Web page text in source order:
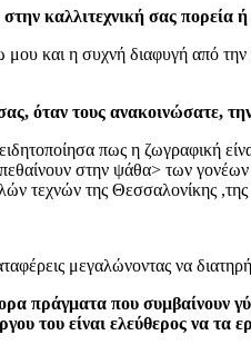
καλλιτεχνική σας πορεία
και η συχνή διαφυγή από
όταν τους ανακοινώσατε,
πως η ζωγραφική
στην ψάθα> των
τεχνών της Θεσσαλονίκης
μεγαλώνοντας να
πράγματα που
του είναι ελεύθερος να τα